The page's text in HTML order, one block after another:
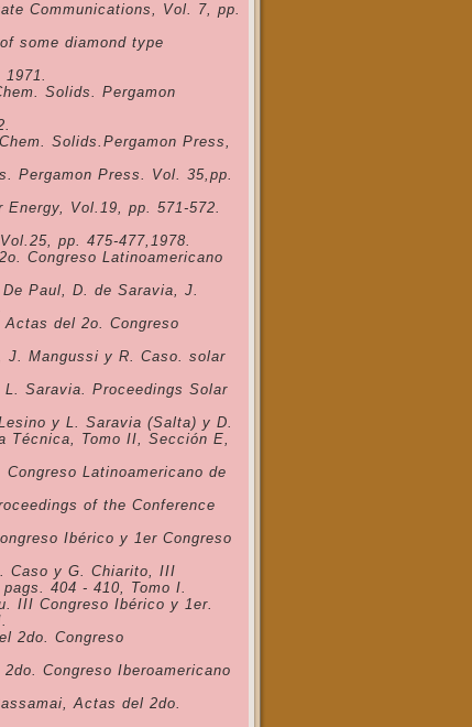
Communications, Vol. 7, pp.
some diamond type
Solids. Pergamon
Solids.Pergamon Press,
Pergamon Press. Vol. 35,pp.
Vol.19, pp. 571-572.
pp. 475-477,1978.
Congreso Latinoamericano
Paul, D. de Saravia, J.
del 2o. Congreso
J. Mangussi y R. Caso. solar
Saravia. Proceedings Solar
y L. Saravia (Salta) y D.
Técnica, Tomo II, Sección E,
Latinoamericano de
of the Conference
Ibérico y 1er Congreso
Caso y G. Chiarito, III
404 - 410, Tomo I.
III Congreso Ibérico y 1er.
2do. Congreso
Congreso Iberoamericano
Actas del 2do.